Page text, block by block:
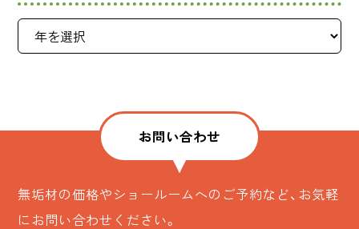
お問い合わせ
無垢材の価格やショールームへのご予約など、お気軽
にお問い合わせください。